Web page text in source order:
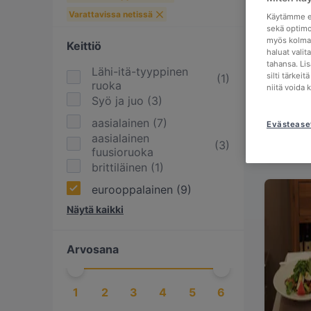
Varattavissa netissä
Keittiö
Lähi-itä-tyyppinen
ruoka
(1)
Syö ja juo (3)
aasialainen (7)
aasialainen
fuusioruoka
(3)
brittiläinen (1)
eurooppalainen (9)
georgialainen
italialainen
kahvia & leivonnaisia
Näytä kaikki
Arvosana
1 2 3 4 5 6
Käytämme
sekä
myös
haluat
tahansa.
silti
niitä voida